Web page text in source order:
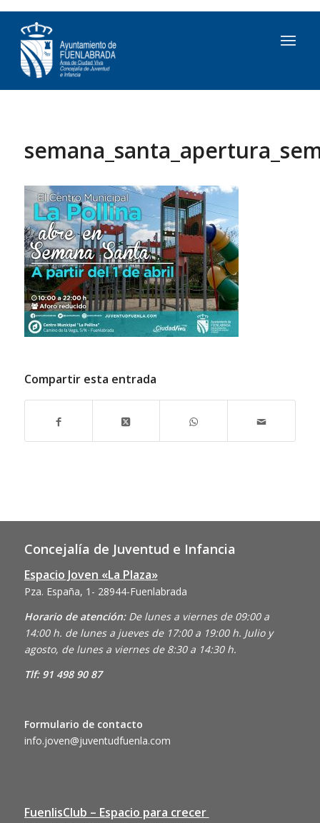
Compartir esta entrada
Concejalía de Juventud e Infancia
Espacio Joven «La Plaza»
Pza. España, 1- 28944-Fuenlabrada
Horario de atención: De lunes a viernes de 09:00 a
14:00 h. de lunes a jueves de 17:00 a 19:00 h. Julio y
agosto, de lunes a viernes de 8:30 a 14:30 h.
Tlf: 91 498 90 87
Formulario de contacto
info.joven@juventudfuenla.com
FuenlisClub – Espacio para crecer